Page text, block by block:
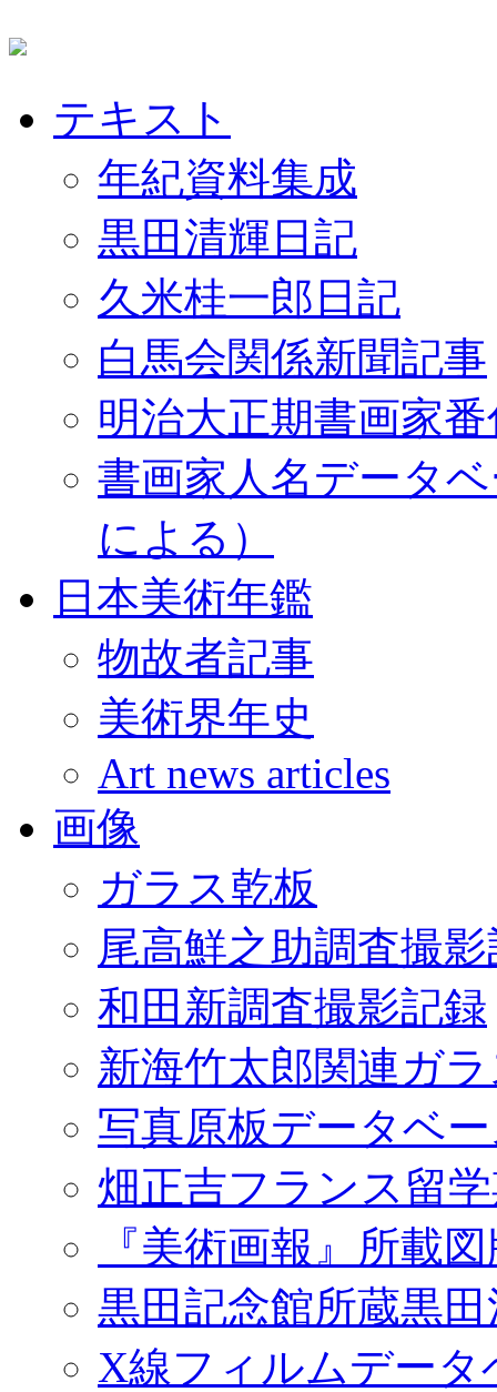
テキスト
年紀資料集成
黒田清輝日記
久米桂一郎日記
白馬会関係新聞記事
明治大正期書画家
書画家人名データ
による）
日本美術年鑑
物故者記事
美術界年史
Art news articles
画像
ガラス乾板
尾高鮮之助調査撮
和田新調査撮影記録
新海竹太郎関連ガ
写真原板データベ
畑正吉フランス留
『美術画報』所載
黒田記念館所蔵黒
X線フィルムデータ